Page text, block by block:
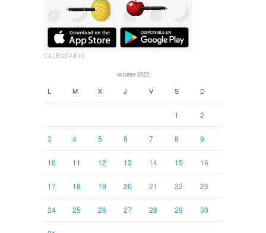
CALENDARIO
octubre 2022
L M X J V S D
1 2
3 4 5 6 7 8 9
10 11 12 13 14 15 16
17 18 19 20 21 22 23
24 25 26 27 28 29 30